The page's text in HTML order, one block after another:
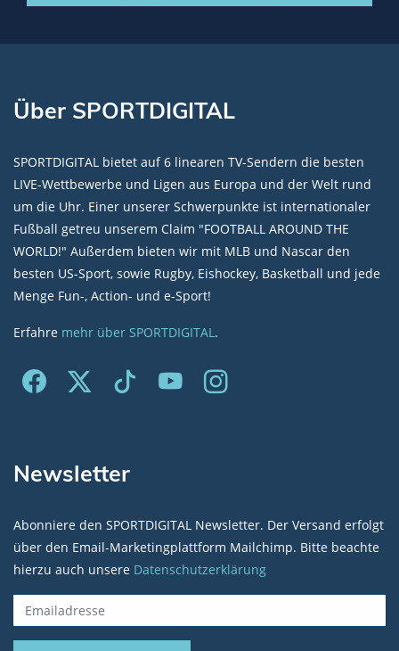
Über SPORTDIGITAL
SPORTDIGITAL bietet auf 6 linearen TV-Sendern die besten
LIVE-Wettbewerbe und Ligen aus Europa und der Welt rund
um die Uhr. Einer unserer Schwerpunkte ist internationaler
Fußball getreu unserem Claim "FOOTBALL AROUND THE
WORLD!" Außerdem bieten wir mit MLB und Nascar den
besten US-Sport, sowie Rugby, Eishockey, Basketball und jede
Menge Fun-, Action- und e-Sport!
Erfahre mehr über SPORTDIGITAL.
Newsletter
Abonniere den SPORTDIGITAL Newsletter. Der Versand erfolgt
über den Email-Marketingplattform Mailchimp. Bitte beachte
hierzu auch unsere Datenschutzerklärung